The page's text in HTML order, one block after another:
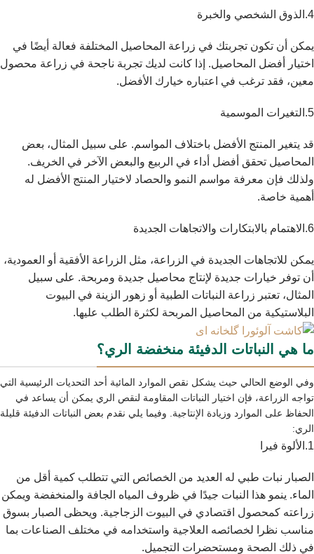
4.الذوق الشخصي والخبرة
يمكن أن تكون تجربتك في زراعة المحاصيل المختلفة فعالة أيضًا في
اختيار أفضل المحاصيل. إذا كانت لديك تجربة ناجحة في زراعة محصول
معين، فقد ترغب في اعتباره خيارك الأفضل.
5.التغيرات الموسمية
قد يتغير المنتج الأفضل باختلاف المواسم. على سبيل المثال، بعض
المحاصيل تحقق أفضل أداء في الربيع والبعض الآخر في الخريف.
ولذلك فإن معرفة مواسم النمو والحصاد لاختيار المنتج الأفضل له
أهمية خاصة.
6.الاهتمام بالابتكارات والاتجاهات الجديدة
يمكن للاتجاهات الجديدة في الزراعة، مثل الزراعة الأفقية أو العمودية،
أن توفر خيارات جديدة لإنتاج محاصيل جديدة ومربحة. على سبيل
المثال، تعتبر زراعة النباتات الطبية أو زهور الزينة في البيوت
البلاستيكية من المحاصيل المربحة لكثرة الطلب عليها.
ما هي النباتات الدفيئة منخفضة الري؟
وفي الوضع الحالي حيث يشكل نقص الموارد المائية أحد التحديات الرئيسية التي
تواجه الزراعة، فإن اختيار النباتات المقاومة لنقص الري يمكن أن يساعد في
الحفاظ على الموارد وزيادة الإنتاجية. وفيما يلي نقدم بعض النباتات الدفيئة قليلة
الري:
1.الألوة فيرا
الصبار نبات طبي له العديد من الخصائص التي تتطلب كمية أقل من
الماء. ينمو هذا النبات جيدًا في ظروف المياه الجافة والمنخفضة ويمكن
زراعته كمحصول اقتصادي في البيوت الزجاجية. ويحظى الصبار بسوق
مناسب نظرا لخصائصه العلاجية واستخدامه في مختلف الصناعات بما
في ذلك الصحة ومستحضرات التجميل.